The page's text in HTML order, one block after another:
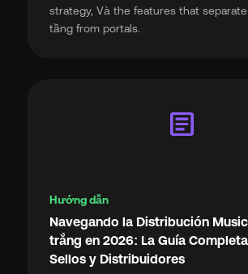
strategy, Và the features that
tầng from portals.
article
Hướng dẫn
Navegando la Distribución
trắng en 2026: La Guía
Sellos y Distribuidores